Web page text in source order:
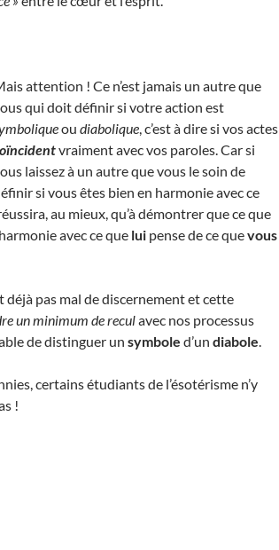
attention ! Ce n’est jamais un autre que
qui doit définir si votre action est
ou diabolique, c’est à dire si vos actes
vraiment avec vos paroles. Car si
laissez à un autre que vous le soin de
si vous êtes bien en harmonie avec ce
au mieux, qu’à démontrer que ce que
avec ce que lui pense de ce quevous
déjà pas mal de discernement et cette
un minimum de reculavec nos processus
de distinguer un symbole d’un diabole.
certains étudiants de l’ésotérisme n’y
!